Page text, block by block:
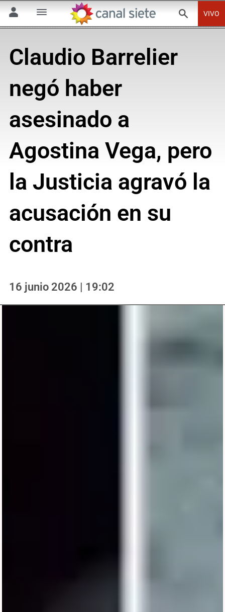
VIVO
Claudio Barrelier
negó haber
asesinado a
Agostina Vega, pero
la Justicia agravó la
acusación en su
contra
16 junio 2026 | 19:02